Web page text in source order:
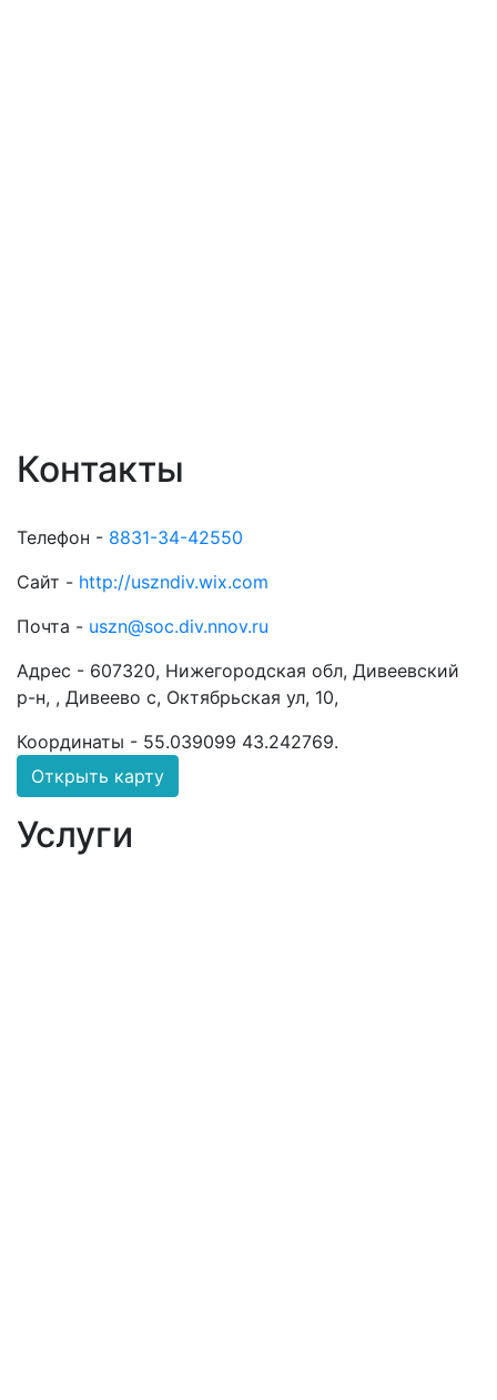
Контакты
Телефон - 8831-34-42550
Сайт - http://uszndiv.wix.com
Почта - uszn@soc.div.nnov.ru
Адрес - 607320, Нижегородская обл, Дивеевский
р-н, , Дивеево с, Октябрьская ул, 10,
Координаты - 55.039099 43.242769.
Открыть карту
Услуги